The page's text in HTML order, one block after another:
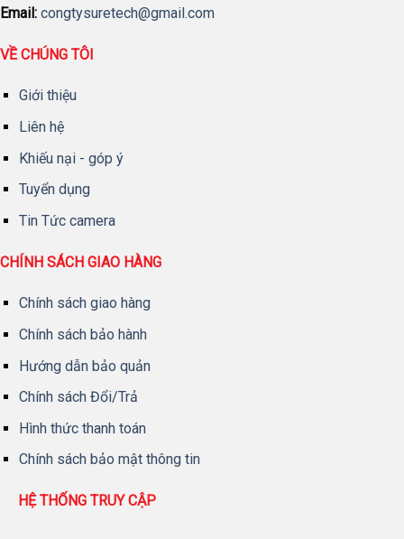
Email: congtysuretech@gmail.com
VỀ CHÚNG TÔI
Giới thiệu
Liên hệ
Khiếu nại - góp ý
Tuyển dụng
Tin Tức camera
CHÍNH SÁCH GIAO HÀNG
Chính sách giao hàng
Chính sách bảo hành
Hướng dẫn bảo quản
Chính sách Đổi/Trả
Hình thức thanh toán
Chính sách bảo mật thông tin
HỆ THỐNG TRUY CẬP